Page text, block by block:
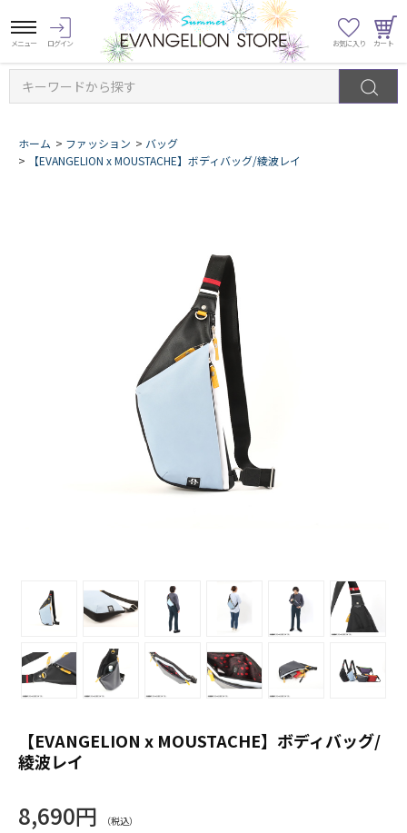
キーワードから探す
ホーム > ファッション > バッグ
>
【EVANGELION x MOUSTACHE】ボディバッグ/綾波レイ
【EVANGELION x MOUSTACHE】ボディバッグ/
綾波レイ
8,690円